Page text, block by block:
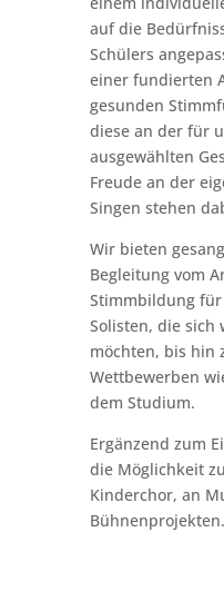
auf die
Schülers
einer fundierten
gesunden
diese an der für
ausgewählten
Freude an der
Singen stehen
Wir bieten
Begleitung vom
Stimmbildung
Solisten, die sich
möchten, bis hin
Wettbewerben
dem Studium.
Ergänzend zum
die Möglichkeit
Kinderchor, an
Bühnenprojekten.